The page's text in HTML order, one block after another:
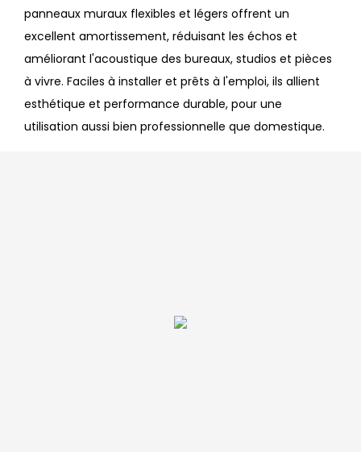
panneaux muraux flexibles et légers offrent un
excellent amortissement, réduisant les échos et
améliorant l'acoustique des bureaux, studios et pièces
à vivre. Faciles à installer et prêts à l'emploi, ils allient
esthétique et performance durable, pour une
utilisation aussi bien professionnelle que domestique.